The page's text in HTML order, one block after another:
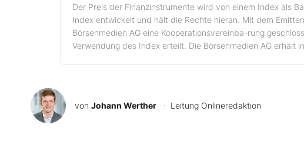
Der Preis der Finanzinstrumente wird von einem Index als
Index entwickelt und hält die Rechte hieran. Mit dem
Börsenmedien AG eine Kooperationsvereinba-rung
Verwendung des Index erteilt. Die Börsenmedien AG erhält
von Johann Werther · Leitung Onlineredaktion